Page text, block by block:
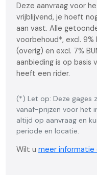
Deze aanvraag voor
vrijblijvend, je hoeft
aan vast. Alle
voorbehoud*, excl.
(overig) en excl. 7%
aanbieding is op basis
heeft een rider.
(*) Let op: Deze gages
vanaf-prijzen voor het
altijd op aanvraag en
periode en locatie.
Wilt u meer informatie